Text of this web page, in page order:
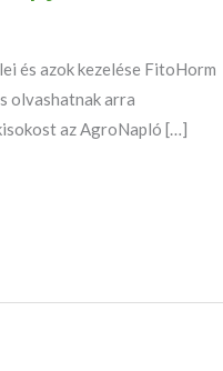
és azok kezelése FitoHorm
olvashatnak arra
az AgroNapló […]